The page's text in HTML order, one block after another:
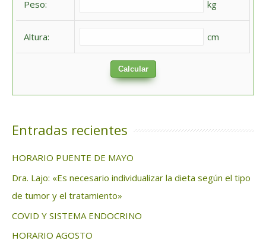
Peso: kg
Altura: cm
Calcular
Entradas recientes
HORARIO PUENTE DE MAYO
Dra. Lajo: «Es necesario individualizar la dieta según el tipo
de tumor y el tratamiento»
COVID Y SISTEMA ENDOCRINO
HORARIO AGOSTO